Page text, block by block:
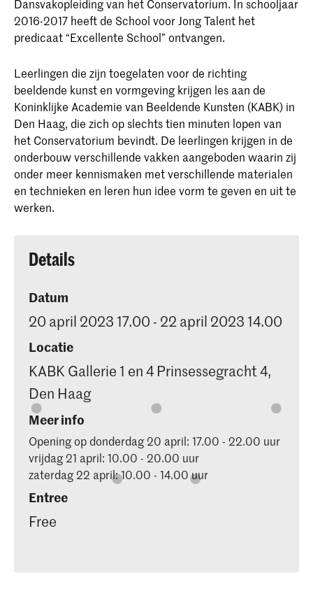
De School voor Jong Talent (SvJT) is een
school voor basisonderwijs (groep 7 en
8) en voortgezet onderwijs van de
school biedt opleidingen op has, havo–
en vwo–niveau (atheneum en
gymnasium).
Dansvakopleiding van het Conservatorium. In schooljaar
2016-2017 heeft de School voor Jong Talent het
predicaat “Excellente School” ontvangen.
Leerlingen die zijn toegelaten voor de richting
beeldende kunst en vormgeving krijgen les aan de
Koninklijke Academie van Beeldende Kunsten (KABK) in
Den Haag, die zich op slechts tien minuten lopen van
het Conservatorium bevindt. De leerlingen krijgen in de
onderbouw verschillende vakken aangeboden waarin zij
onder meer kennismaken met verschillende materialen
en technieken en leren hun idee vorm te geven en uit te
werken.
Details
Datum
20 april 2023 17.00 - 22 april 2023 14.00
Locatie
KABK Gallerie 1 en 4 Prinsessegracht 4,
Den Haag
Meer info
Opening op donderdag 20 april: 17.00 - 22.00 uur
vrijdag 21 april: 10.00 - 20.00 uur
zaterdag 22 april: 10.00 - 14.00 uur
Entree
Free